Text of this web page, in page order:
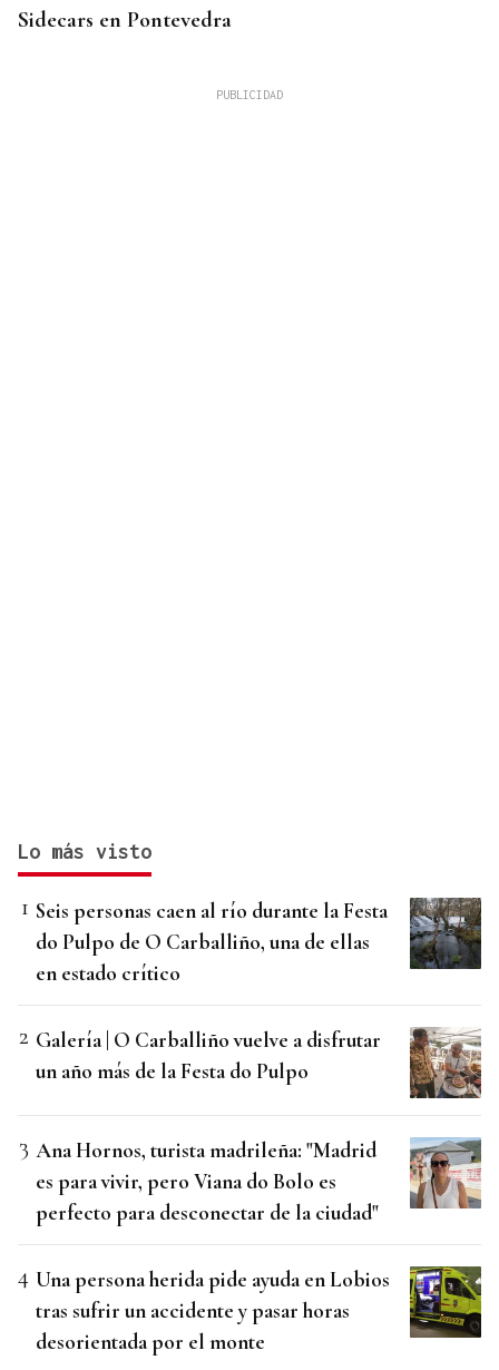
Sidecars en Pontevedra
Lo más visto
Seis personas caen al río durante la Festa
do Pulpo de O Carballiño, una de ellas
en estado crítico
Galería | O Carballiño vuelve a disfrutar
un año más de la Festa do Pulpo
Ana Hornos, turista madrileña: "Madrid
es para vivir, pero Viana do Bolo es
perfecto para desconectar de la ciudad"
Una persona herida pide ayuda en Lobios
tras sufrir un accidente y pasar horas
desorientada por el monte